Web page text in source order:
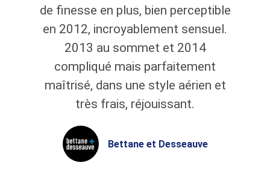
de finesse en plus, bien perceptible
en 2012, incroyablement sensuel.
2013 au sommet et 2014
compliqué mais parfaitement
maîtrisé, dans une style aérien et
très frais, réjouissant.
Bettane et Desseauve